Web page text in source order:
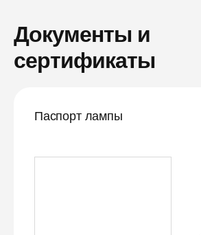
Документы и
сертификаты
Паспорт лампы